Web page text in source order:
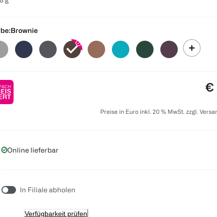
Brownie
€
Preise in Euro inkl. 20 % MwSt. zzgl.
Online lieferbar
In Filiale abholen
Verfügbarkeit prüfen